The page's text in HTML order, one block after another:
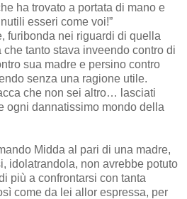
ha trovato a portata di mano e
esseri come voi!”
furibonda nei riguardi di quella
tanto stava inveendo contro di
sua madre e persino contro
senza una ragione utile.
che non sei altro… lasciati
ogni dannatissimo mondo della
Midda al pari di una madre,
idolatrandola, non avrebbe potuto
più a confrontarsi con tanta
come da lei allor espressa, per